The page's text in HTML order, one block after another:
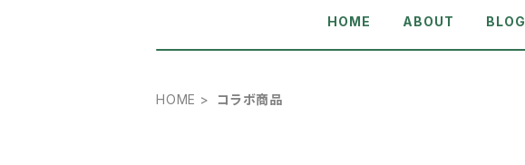
HOME ABOUT BLOG
HOME コラボ商品